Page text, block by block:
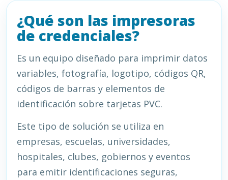
¿Qué son las impresoras
de credenciales?
Es un equipo diseñado para imprimir datos
variables, fotografía, logotipo, códigos QR,
códigos de barras y elementos de
identificación sobre tarjetas PVC.
Este tipo de solución se utiliza en
empresas, escuelas, universidades,
hospitales, clubes, gobiernos y eventos
para emitir identificaciones seguras,